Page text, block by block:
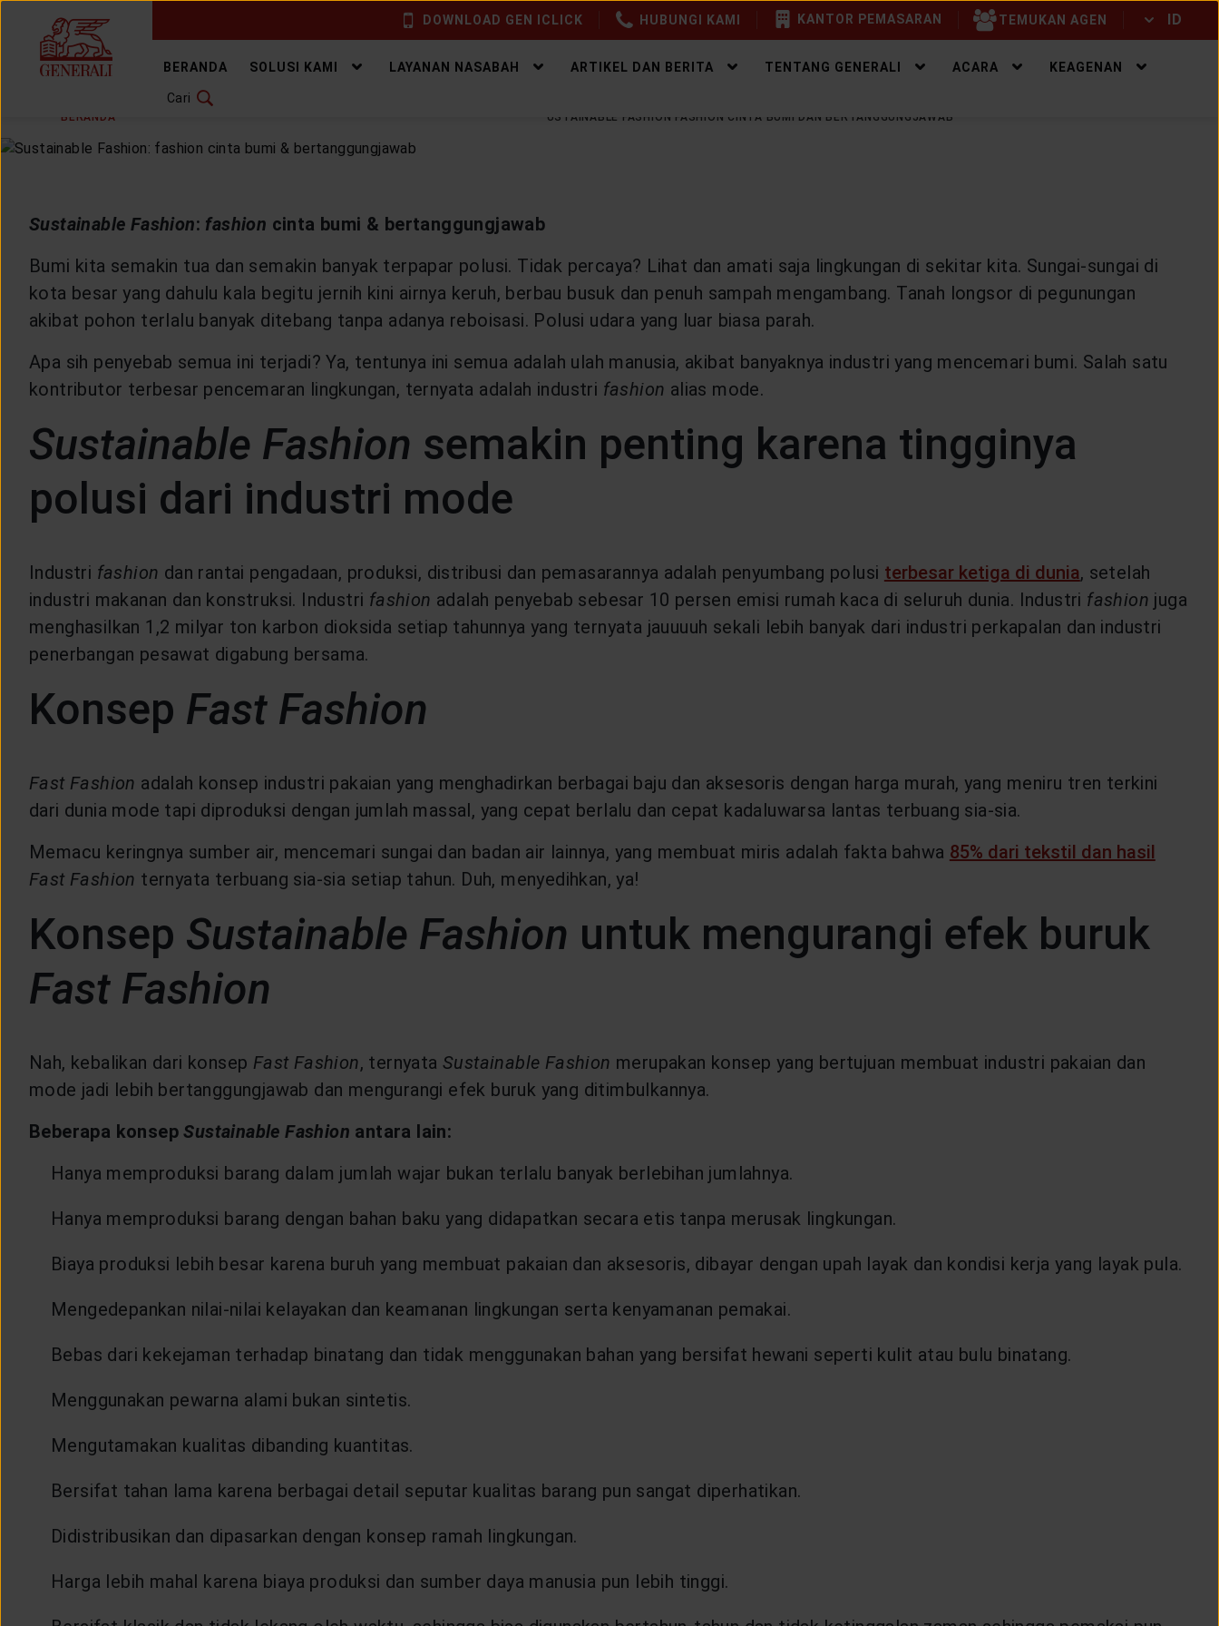
DOWNLOAD GEN ICLICK HUBUNGI KAMI KANTOR PEMASARAN TEMUKAN AGEN ID
BERANDA SOLUSI KAMI LAYANAN NASABAH ARTIKEL DAN BERITA TENTANG GENERALI ACARA KEAGENAN
Cari
BERANDA SUSTAINABLE FASHION FASHION CINTA BUMI DAN BERTANGGUNGJAWAB
JUMAT, 9 JUNI 2023
Sustainable Fashion: fashion cinta bumi & bertanggungjawab
Bumi kita semakin tua dan semakin banyak terpapar polusi. Tidak percaya? Lihat dan amati saja lingkungan di sekitar kita. Sungai-sungai di
kota besar yang dahulu kala begitu jernih kini airnya keruh, berbau busuk dan penuh sampah mengambang. Tanah longsor di pegunungan
akibat pohon terlalu banyak ditebang tanpa adanya reboisasi. Polusi udara yang luar biasa parah.
Apa sih penyebab semua ini terjadi? Ya, tentunya ini semua adalah ulah manusia, akibat banyaknya industri yang mencemari bumi. Salah satu
kontributor terbesar pencemaran lingkungan, ternyata adalah industri fashion alias mode.
Sustainable Fashion semakin penting karena tingginya
polusi dari industri mode
Industri fashion dan rantai pengadaan, produksi, distribusi dan pemasarannya adalah penyumbang polusi terbesar ketiga di dunia, setelah
industri makanan dan konstruksi. Industri fashion adalah penyebab sebesar 10 persen emisi rumah kaca di seluruh dunia. Industri fashion juga
menghasilkan 1,2 milyar ton karbon dioksida setiap tahunnya yang ternyata jauuuuh sekali lebih banyak dari industri perkapalan dan industri
penerbangan pesawat digabung bersama.
Konsep Fast Fashion
Fast Fashion adalah konsep industri pakaian yang menghadirkan berbagai baju dan aksesoris dengan harga murah, yang meniru tren terkini
dari dunia mode tapi diproduksi dengan jumlah massal, yang cepat berlalu dan cepat kadaluwarsa lantas terbuang sia-sia.
Memacu keringnya sumber air, mencemari sungai dan badan air lainnya, yang membuat miris adalah fakta bahwa 85% dari tekstil dan hasil
Fast Fashion ternyata terbuang sia-sia setiap tahun. Duh, menyedihkan, ya!
Konsep Sustainable Fashion untuk mengurangi efek buruk
Fast Fashion
Nah, kebalikan dari konsep Fast Fashion, ternyataSustainable Fashion merupakan konsep yang bertujuan membuat industri pakaian dan
mode jadi lebih bertanggungjawab dan mengurangi efek buruk yang ditimbulkannya.
Beberapa konsepSustainable Fashion antara lain:
Hanya memproduksi barang dalam jumlah wajar bukan terlalu banyak berlebihan jumlahnya.
Hanya memproduksi barang dengan bahan baku yang didapatkan secara etis tanpa merusak lingkungan.
Biaya produksi lebih besar karena buruh yang membuat pakaian dan aksesoris, dibayar dengan upah layak dan kondisi kerja yang layak pula.
Mengedepankan nilai-nilai kelayakan dan keamanan lingkungan serta kenyamanan pemakai.
Bebas dari kekejaman terhadap binatang dan tidak menggunakan bahan yang bersifat hewani seperti kulit atau bulu binatang.
Menggunakan pewarna alami bukan sintetis.
Mengutamakan kualitas dibanding kuantitas.
Bersifat tahan lama karena berbagai detail seputar kualitas barang pun sangat diperhatikan.
Didistribusikan dan dipasarkan dengan konsep ramah lingkungan.
Harga lebih mahal karena biaya produksi dan sumber daya manusia pun lebih tinggi.
GANTI BAHASA ID EN
DOWNLOAD GEN ICLICK
TEMUKAN AGEN
SOLUSI KAMI
ARTIKEL DAN BERITA
ACARA
KEAGENAN